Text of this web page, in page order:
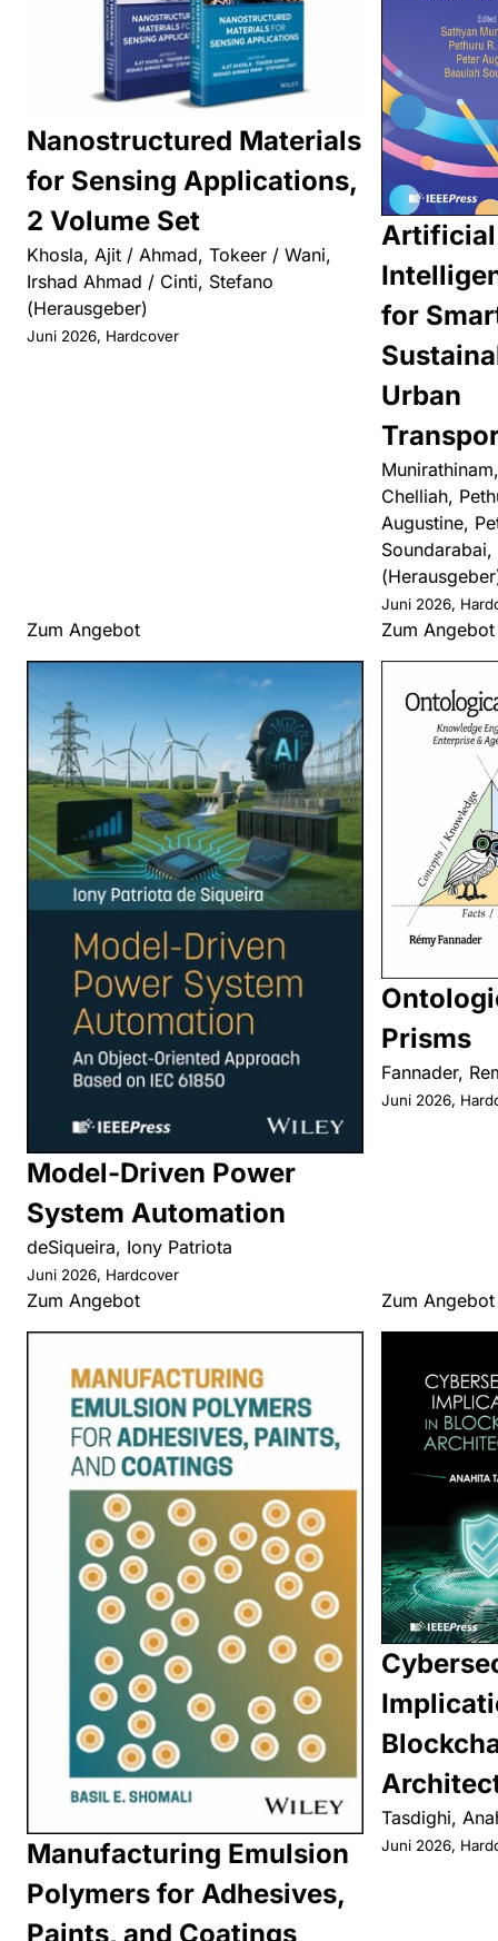
Nanostructured Materials
for Sensing Applications,
2 Volume Set
Khosla, Ajit / Ahmad, Tokeer / Wani,
Irshad Ahmad / Cinti, Stefano
(Herausgeber)
Juni 2026, Hardcover
Zum Angebot
Artificial
for
Urban
Chelliah,
Augustine,
Soundarabai,
Juni 2026,
Zum Angebot
Model-Driven Power
System Automation
deSiqueira, Iony Patriota
Juni 2026, Hardcover
Zum Angebot
Prisms
Fannader,
Juni 2026,
Zum Angebot
Manufacturing Emulsion
Polymers for Adhesives,
Paints, and Coatings
Tasdighi,
Juni 2026,